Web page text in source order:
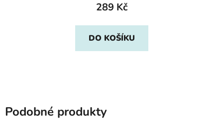
289 Kč
DO KOŠÍKU
Podobné produkty